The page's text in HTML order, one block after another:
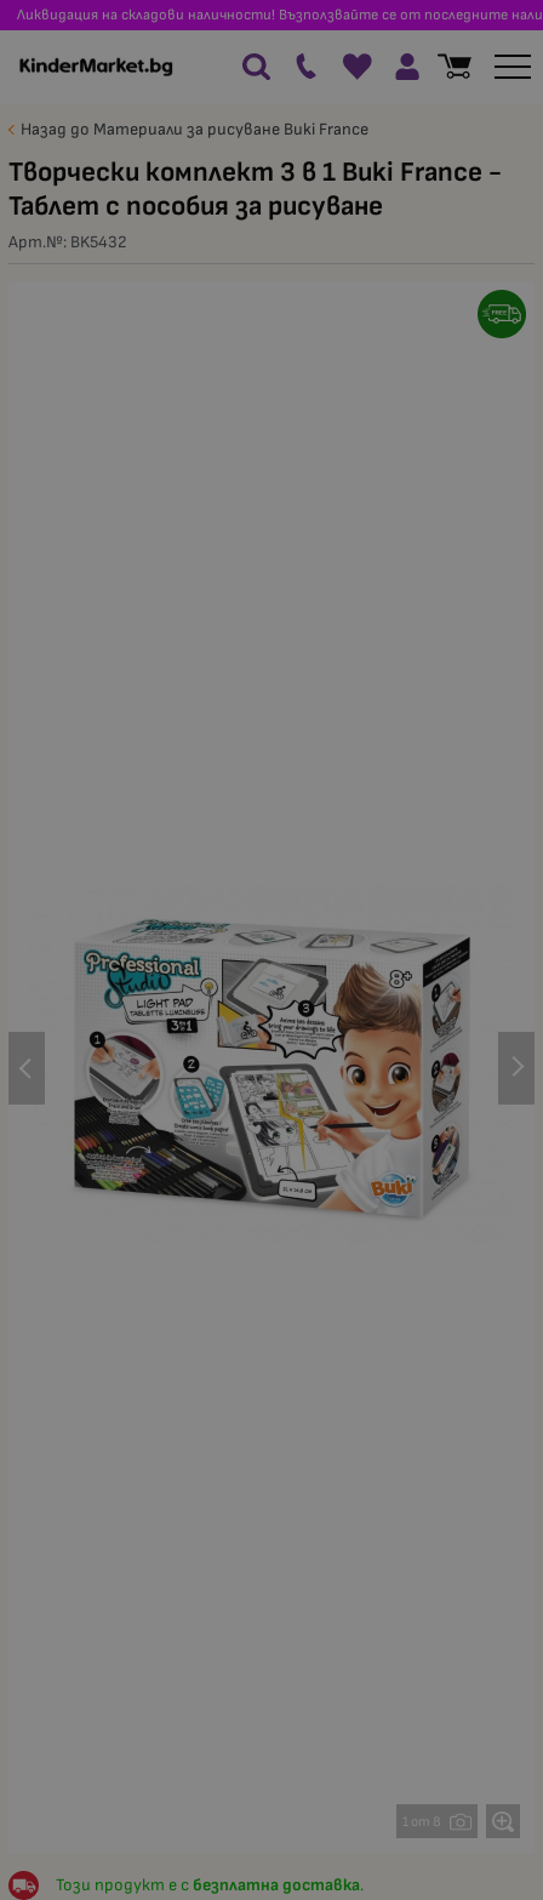
Ликвидация на складови наличности! Възползвайте се от последните
Назад до Материали за рисуване Buki France
Творчески комплект 3 в 1 Buki France -
Таблет с пособия за рисуване
Арт.№: BK5432
1 от 8
Този продукт е с безплатна доставка.